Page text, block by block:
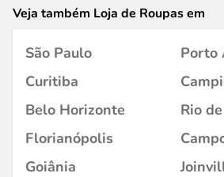
Veja também Loja de Roupas em
São Paulo
Porto
Curitiba
Belo Horizonte
Rio
Florianópolis
Goiânia